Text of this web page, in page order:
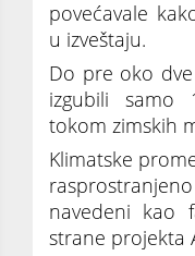
povećavale
u izveštaju.
Do pre oko
izgubili samo
tokom zimskih
Klimatske
navedeni kao
strane projekta